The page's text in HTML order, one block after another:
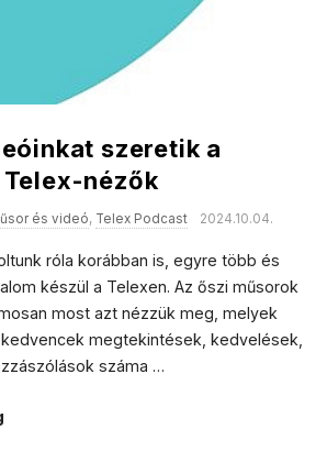
szeretik a
nézők
és videó, Telex Podcast 2024.10.04.
róla korábban is, egyre több és
készül a Telexen. Az őszi műsorok
most azt nézzük meg, melyek
megtekintések, kedvelések,
száma …